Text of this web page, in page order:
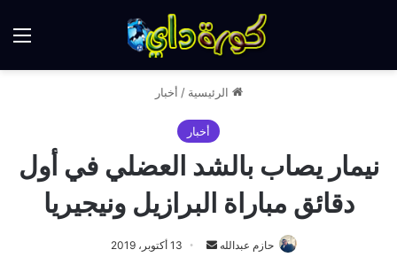
الرئيسية / أخبار
أخبار
نيمار يصاب بالشد العضلي في أول
دقائق مباراة البرازيل ونيجيريا
حازم عبدالله
أرسل 13 أكتوبر، 2019